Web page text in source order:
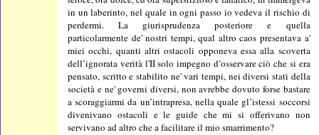
in un laberinto, nel quale in ogni passo io vedeva il rischio di
perdermi. La giurisprudenza posteriore e quella
particolarmente de' nostri tempi, qual altro caos presentava a'
miei occhi, quanti altri ostacoli opponeva essa alla scoverta
dell’ignorata verità l'II solo impegno d’osservare ciò che si era
pensato, scritto e stabilito ne' vari tempi, nei diversi stati della
società e ne' governi diversi, non avrebbe dovuto forse bastare
a scoraggiarmi da un’intrapresa, nella quale gl’istessi soccorsi
divenivano ostacoli e le guide che mi si offerivano non
servivano ad altro che a facilitare il mio smarrimento?